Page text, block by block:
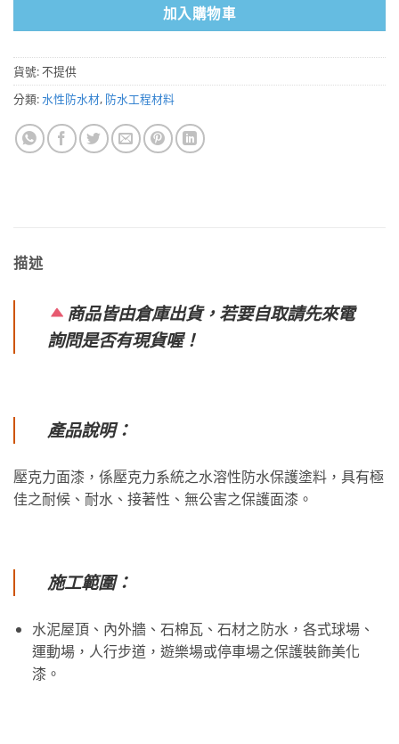
加入購物車
貨號:不提供
分類:水性防水材, 防水工程材料
描述
商品皆由倉庫出貨，若要自取請先來電
詢問是否有現貨喔！
產品說明：
壓克力面漆，係壓克力系統之水溶性防水保護塗料，具有極
佳之耐候、耐水、接著性、無公害之保護面漆。
施工範圍：
水泥屋頂、內外牆、石棉瓦、石材之防水，各式球場、
運動場，人行步道，遊樂場或停車場之保護裝飾美化
漆。